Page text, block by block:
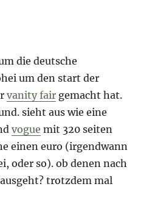
die deutsche
um den start der
vanity fair gemacht hat.
sieht aus wie eine
vogue mit 320 seiten
einen euro (irgendwann
oder so). ob denen nach
trotzdem mal